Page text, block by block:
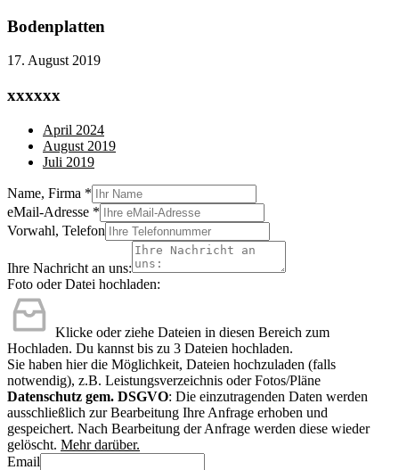
Bodenplatten
17. August 2019
xxxxxx
April 2024
August 2019
Juli 2019
Name, Firma *
eMail-Adresse *
Vorwahl, Telefon
Ihre Nachricht an uns:
Foto oder Datei hochladen:
Klicke oder ziehe Dateien in diesen Bereich zum
Hochladen. Du kannst bis zu 3 Dateien hochladen.
Sie haben hier die Möglichkeit, Dateien hochzuladen (falls
notwendig), z.B. Leistungsverzeichnis oder Fotos/Pläne
Datenschutz gem. DSGVO: Die einzutragenden Daten werden
ausschließlich zur Bearbeitung Ihre Anfrage erhoben und
gespeichert. Nach Bearbeitung der Anfrage werden diese wieder
gelöscht. Mehr darüber.
Email